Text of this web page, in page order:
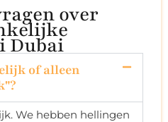
over
Dubai
of alleen
We hebben hellingen